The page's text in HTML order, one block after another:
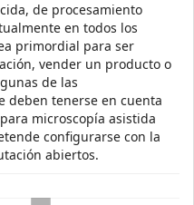
de procesamiento
en todos los
primordial para ser
vender un producto o
de las
deben tenerse en cuenta
microscopía asistida
configurarse con la
abiertos.